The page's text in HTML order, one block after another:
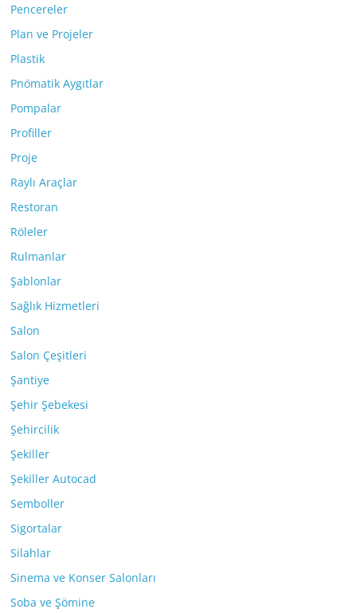
Pencereler
Plan ve Projeler
Plastik
Pnömatik Aygıtlar
Pompalar
Profiller
Proje
Raylı Araçlar
Restoran
Röleler
Rulmanlar
Şablonlar
Sağlık Hizmetleri
Salon
Salon Çeşitleri
Şantiye
Şehir Şebekesi
Şehircilik
Şekiller
Şekiller Autocad
Semboller
Sigortalar
Silahlar
Sinema ve Konser Salonları
Soba ve Şömine